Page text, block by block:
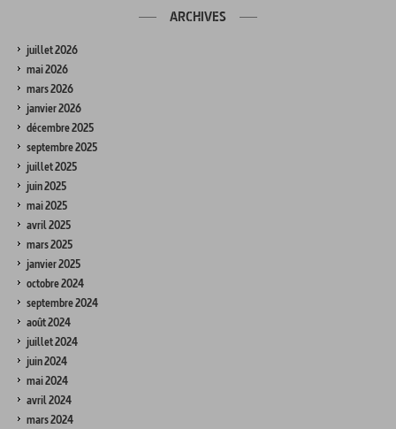
ARCHIVES
juillet 2026
mai 2026
mars 2026
janvier 2026
décembre 2025
septembre 2025
juillet 2025
juin 2025
mai 2025
avril 2025
mars 2025
janvier 2025
octobre 2024
septembre 2024
août 2024
juillet 2024
juin 2024
mai 2024
avril 2024
mars 2024